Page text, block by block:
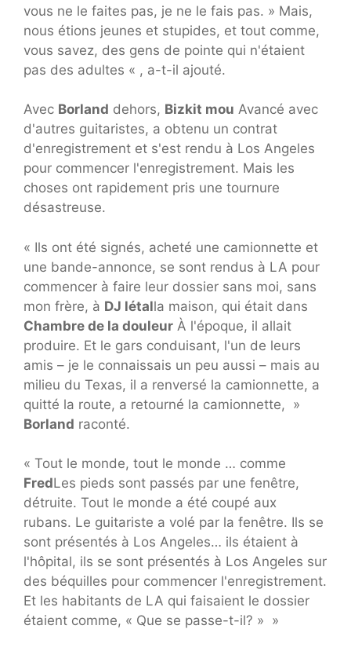
vous ne le faites pas, je ne le fais pas. » Mais,
nous étions jeunes et stupides, et tout comme,
vous savez, des gens de pointe qui n'étaient
pas des adultes « , a-t-il ajouté.
Avec Borland dehors, Bizkit mou Avancé avec
d'autres guitaristes, a obtenu un contrat
d'enregistrement et s'est rendu à Los Angeles
pour commencer l'enregistrement. Mais les
choses ont rapidement pris une tournure
désastreuse.
« Ils ont été signés, acheté une camionnette et
une bande-annonce, se sont rendus à LA pour
commencer à faire leur dossier sans moi, sans
mon frère, à DJ létalla maison, qui était dans
Chambre de la douleur À l'époque, il allait
produire. Et le gars conduisant, l'un de leurs
amis – je le connaissais un peu aussi – mais au
milieu du Texas, il a renversé la camionnette, a
quitté la route, a retourné la camionnette, »
Borland raconté.
« Tout le monde, tout le monde … comme
FredLes pieds sont passés par une fenêtre,
détruite. Tout le monde a été coupé aux
rubans. Le guitariste a volé par la fenêtre. Ils se
sont présentés à Los Angeles… ils étaient à
l'hôpital, ils se sont présentés à Los Angeles sur
des béquilles pour commencer l'enregistrement.
Et les habitants de LA qui faisaient le dossier
étaient comme, « Que se passe-t-il? » »